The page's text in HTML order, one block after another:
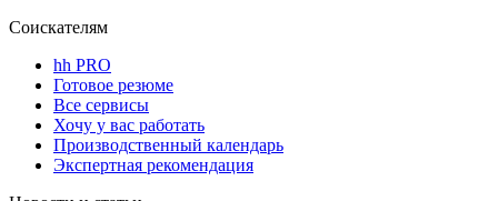
Соискателям
hh PRO
Готовое резюме
Все сервисы
Хочу у вас работать
Производственный календарь
Экспертная рекомендация